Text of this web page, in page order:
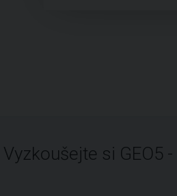
Vyzkoušejte si GEO5